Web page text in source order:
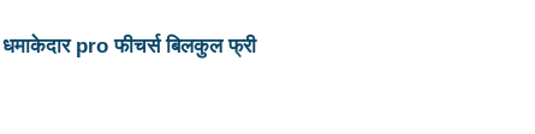
pro फीचर्स बिलकुल फ्री